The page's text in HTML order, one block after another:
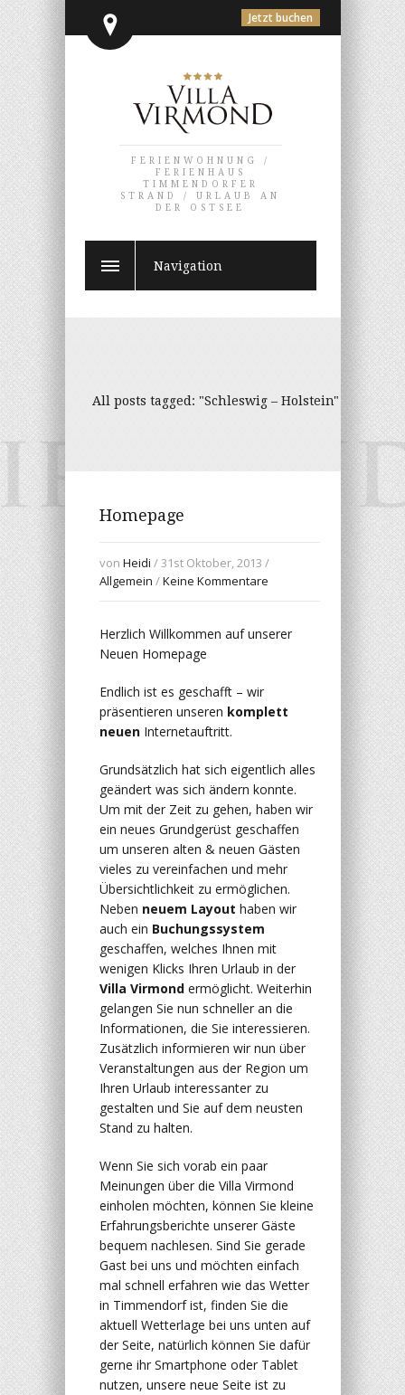
Jetzt buchen
FERIENWOHNUNG /
FERIENHAUS
TIMMENDORFER
STRAND / URLAUB AN
DER OSTSEE
Navigation
All posts tagged: "Schleswig – Holstein"
Homepage
von Heidi / 31st Oktober, 2013 /
Allgemein /Keine Kommentare
Herzlich Willkommen auf unserer
Neuen Homepage
Endlich ist es geschafft – wir
präsentieren unseren komplett
neuen Internetauftritt.
Grundsätzlich hat sich eigentlich alles
geändert was sich ändern konnte.
Um mit der Zeit zu gehen, haben wir
ein neues Grundgerüst geschaffen
um unseren alten & neuen Gästen
vieles zu vereinfachen und mehr
Übersichtlichkeit zu ermöglichen.
Neben neuem Layout haben wir
auch ein Buchungssystem
geschaffen, welches Ihnen mit
wenigen Klicks Ihren Urlaub in der
Villa Virmond ermöglicht. Weiterhin
gelangen Sie nun schneller an die
Informationen, die Sie interessieren.
Zusätzlich informieren wir nun über
Veranstaltungen aus der Region um
Ihren Urlaub interessanter zu
gestalten und Sie auf dem neusten
Stand zu halten.
Wenn Sie sich vorab ein paar
Meinungen über die Villa Virmond
einholen möchten, können Sie kleine
Erfahrungsberichte unserer Gäste
bequem nachlesen. Sind Sie gerade
Gast bei uns und möchten einfach
mal schnell erfahren wie das Wetter
in Timmendorf ist, finden Sie die
aktuell Wetterlage bei uns unten auf
der Seite, natürlich können Sie dafür
gerne ihr Smartphone oder Tablet
nutzen, unsere neue Seite ist zu